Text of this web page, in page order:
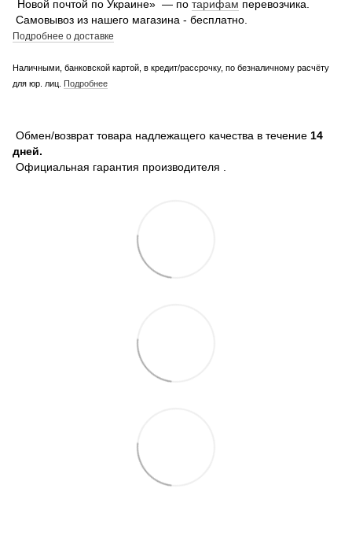
Новой почтой по Украине» — по тарифам перевозчика.
Самовывоз из нашего магазина - бесплатно.
Подробнее о доставке
Наличными, банковской картой, в кредит/рассрочку, по безналичному расчёту
для юр. лиц. Подробнее
Обмен/возврат товара надлежащего качества в течение 14
дней.
Официальная гарантия производителя .